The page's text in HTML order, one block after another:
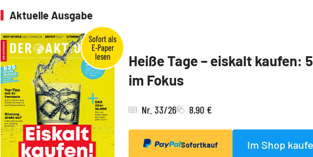
Aktuelle Ausgabe
Heiße Tage – eiskalt kaufen:
im Fokus
Nr. 33/26 8,90 €
Sofortkauf Im Shop